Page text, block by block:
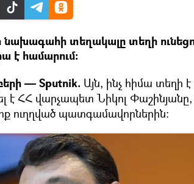
նախագահի տեղակալը տեղի
է համարում:
— Sputnik. Այն, ինչ հիմա տեղի է
է ՀՀ վարչապետ Նիկոլ Փաշինյանը,
ուղղված պատգամավորներին: